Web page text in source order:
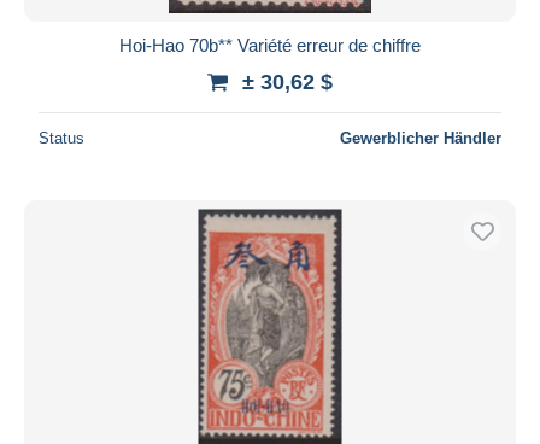
Hoi-Hao 70b** Variété erreur de chiffre
± 30,62 $
Status Gewerblicher Händler